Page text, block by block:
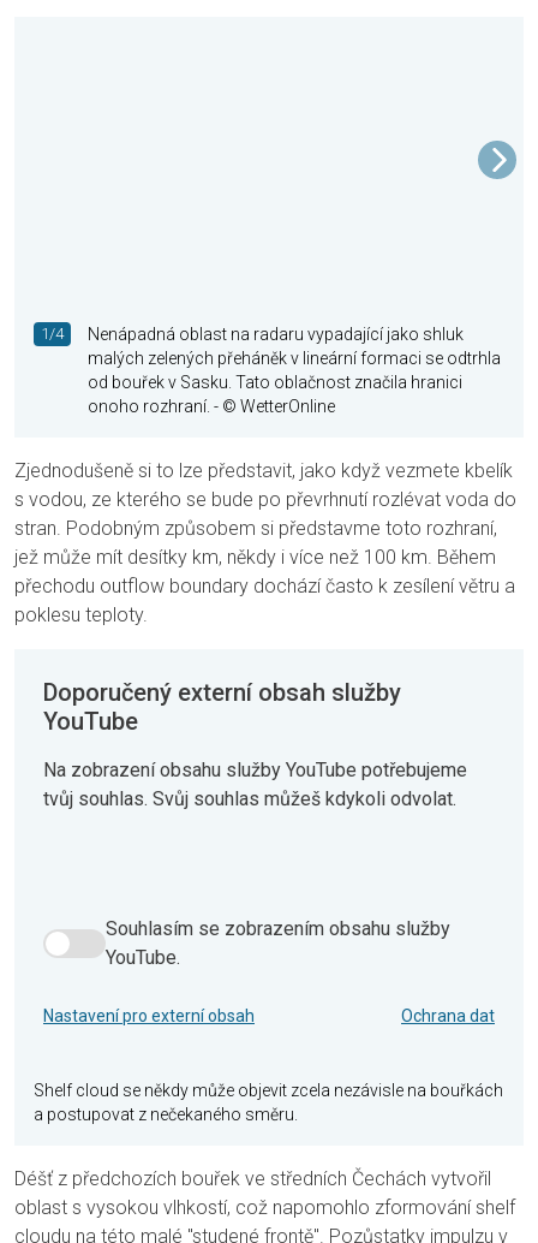
1/4
Nenápadná oblast na radaru vypadající jako shluk
malých zelených přeháněk v lineární formaci se odtrhla
od bouřek v Sasku. Tato oblačnost značila hranici
onoho rozhraní. - © WetterOnline
Zjednodušeně si to lze představit, jako když vezmete kbelík
s vodou, ze kterého se bude po převrhnutí rozlévat voda do
stran. Podobným způsobem si představme toto rozhraní,
jež může mít desítky km, někdy i více než 100 km. Během
přechodu outflow boundary dochází často k zesílení větru a
poklesu teploty.
Doporučený externí obsah služby
YouTube
Na zobrazení obsahu služby YouTube potřebujeme
tvůj souhlas. Svůj souhlas můžeš kdykoli odvolat.
Souhlasím se zobrazením obsahu služby YouTube.
Souhlasím se zobrazením obsahu služby
YouTube.
Nastavení pro externí obsah Ochrana dat
Shelf cloud se někdy může objevit zcela nezávisle na bouřkách
a postupovat z nečekaného směru.
Déšť z předchozích bouřek ve středních Čechách vytvořil
oblast s vysokou vlhkostí, což napomohlo zformování shelf
cloudu na této malé "studené frontě". Pozůstatky impulzu v